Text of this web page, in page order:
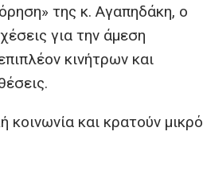
της κ. Αγαπηδάκη, ο
για την άμεση
κινήτρων και
κοινωνία και κρατούν μικρό